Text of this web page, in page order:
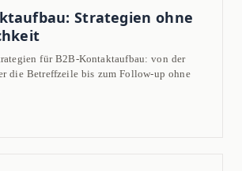
Strategien ohne
für B2B-Kontaktaufbau: von der
die Betreffzeile bis zum Follow-up ohne